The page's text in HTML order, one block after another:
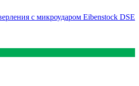
с микроударом Eibenstock DSE